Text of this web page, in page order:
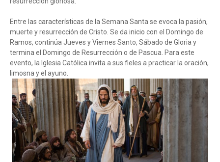
Entre las características de la Semana Santa se evoca la pasión,
muerte y resurrección de Cristo. Se da inicio con el Domingo de
Ramos, continúa Jueves y Viernes Santo, Sábado de Gloria y
termina el Domingo de Resurrección o de Pascua. Para este
evento, la Iglesia Católica invita a sus fieles a practicar la oración,
limosna y el ayuno.